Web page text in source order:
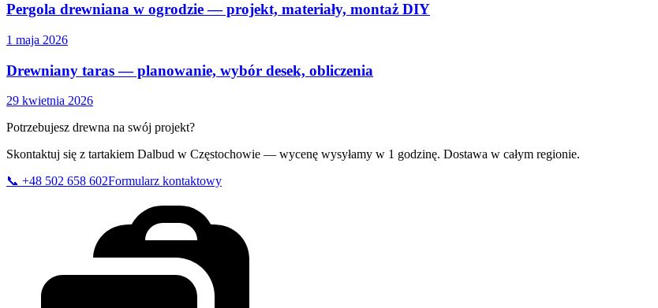
Pergola drewniana w ogrodzie — projekt, materiały, montaż DIY
1 maja 2026
Drewniany taras — planowanie, wybór desek, obliczenia
29 kwietnia 2026
Potrzebujesz drewna na swój projekt?
Skontaktuj się z tartakiem Dalbud w Częstochowie — wycenę wysyłamy w 1 godzinę. Dostawa w całym regionie.
📞 +48 502 658 602Formularz kontaktowy